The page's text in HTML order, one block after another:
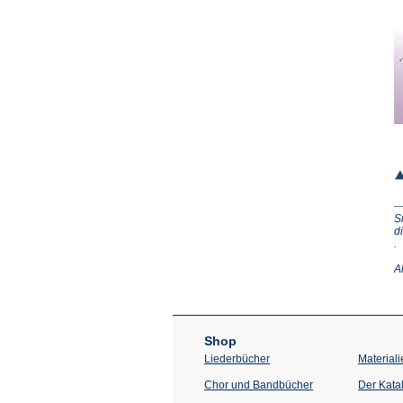
.
Shop
Liederbücher
Chor und Bandbücher Der